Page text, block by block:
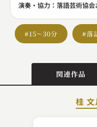
演奏・協力：落語芸術協
#15～30分 #落
関連作品
桂